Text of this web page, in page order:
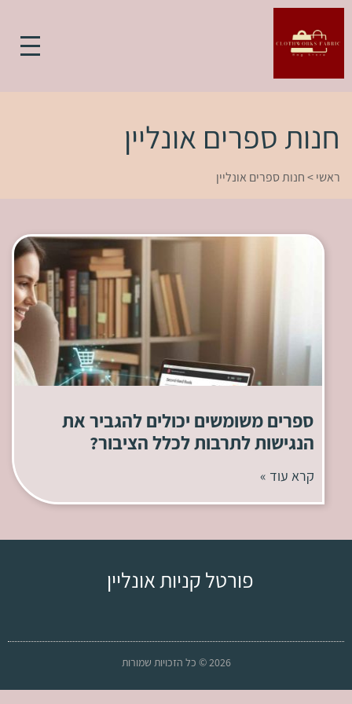
חנות ספרים אונליין
ראשי>חנות ספרים אונליין
ספרים משומשים יכולים להגביר את
הנגישות לתרבות לכלל הציבור?
קרא עוד »
פורטל קניות אונליין
2026 © כל הזכויות שמורות